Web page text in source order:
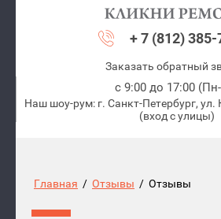
+ 7 (812)
Заказать обратный
с 9:00 до 17:00
Наш шоу-рум: г. Санкт-Петербург, ул.
(вход с улицы)
Главная / Отзывы / Отзывы